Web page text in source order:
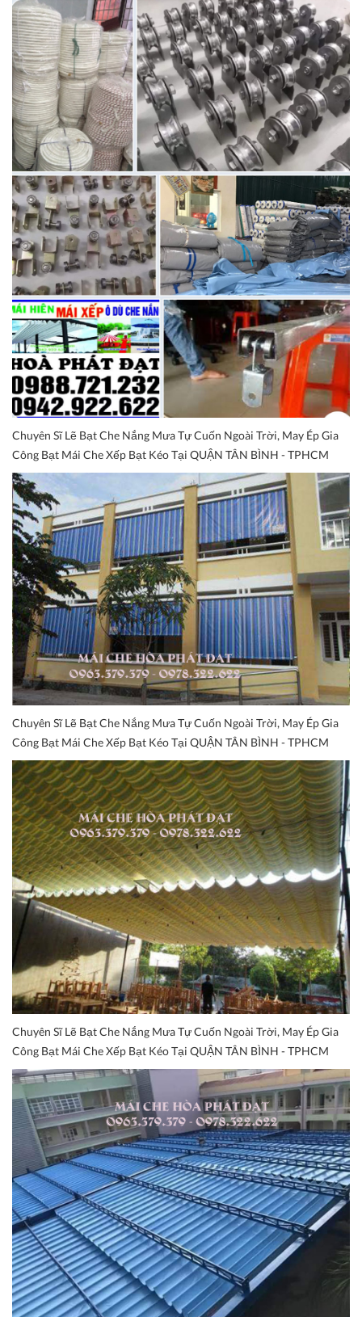
Chuyên Sĩ Lẽ Bạt Che Nắng Mưa Tự Cuốn Ngoài Trời, May Ép Gia
Công Bạt Mái Che Xếp Bạt Kéo Tại QUẬN TÂN BÌNH - TPHCM
Chuyên Sĩ Lẽ Bạt Che Nắng Mưa Tự Cuốn Ngoài Trời, May Ép Gia
Công Bạt Mái Che Xếp Bạt Kéo Tại QUẬN TÂN BÌNH - TPHCM
Chuyên Sĩ Lẽ Bạt Che Nắng Mưa Tự Cuốn Ngoài Trời, May Ép Gia
Công Bạt Mái Che Xếp Bạt Kéo Tại QUẬN TÂN BÌNH - TPHCM